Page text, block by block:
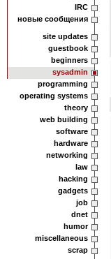
IRC
новые сообщения
site updates
guestbook
beginners
sysadmin
programming
operating systems
theory
web building
software
hardware
networking
law
hacking
gadgets
job
dnet
humor
miscellaneous
scrap